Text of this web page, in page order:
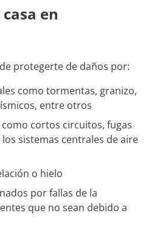
en
protegerte de daños por:
como tormentas, granizo,
entre otros
cortos circuitos, fugas
los sistemas centrales de aire
o hielo
por fallas de la
que no sean debido a